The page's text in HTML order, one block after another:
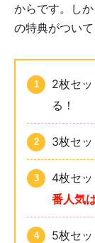
からです。し
の特典がついて
2枚セ
る！
3枚セ
4枚セッ
番人気
5枚セッ